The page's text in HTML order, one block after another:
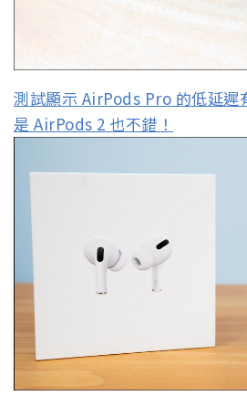
測試顯示 AirPods Pro 的低延遲
是 AirPods 2 也不錯！